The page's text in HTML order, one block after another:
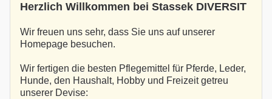
Herzlich Willkommen bei Stassek DIVERSIT
Wir freuen uns sehr, dass Sie uns auf unserer
Homepage besuchen.
Wir fertigen die besten Pflegemittel für Pferde, Leder,
Hunde, den Haushalt, Hobby und Freizeit getreu
unserer Devise: